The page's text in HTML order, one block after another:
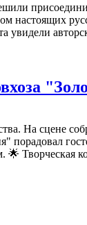
настоящих
увидели
На сцене
порадовал
Творческая